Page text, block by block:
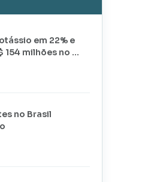
em 22% e
milhões no 2º
no Brasil